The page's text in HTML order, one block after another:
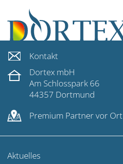
Kontakt
Dortex mbH
Am Schlosspark 66
44357 Dortmund
Premium Partner vor Ort
Aktuelles